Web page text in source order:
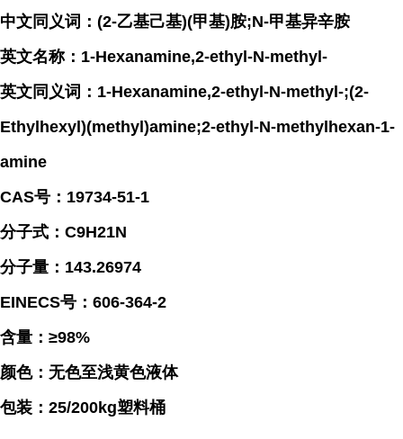
中文同义词：(2-乙基己基)(甲基)胺;N-甲基异辛胺
英文名称：1-Hexanamine,2-ethyl-N-methyl-
英文同义词：1-Hexanamine,2-ethyl-N-methyl-;(2-
Ethylhexyl)(methyl)amine;2-ethyl-N-methylhexan-1-
amine
CAS号：19734-51-1
分子式：C9H21N
分子量：143.26974
EINECS号：606-364-2
含量：≥98%
颜色：无色至浅黄色液体
包装：25/200kg塑料桶